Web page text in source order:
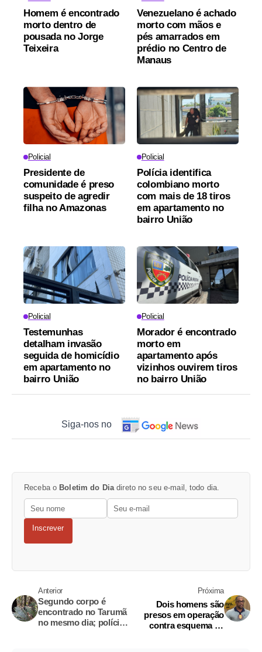
Homem é encontrado
morto dentro de
pousada no Jorge
Teixeira
Venezuelano é achado
morto com mãos e
pés amarrados em
prédio no Centro de
Manaus
Policial
Presidente de
comunidade é preso
suspeito de agredir
filha no Amazonas
Policial
Polícia identifica
colombiano morto
com mais de 18 tiros
em apartamento no
bairro União
Policial
Testemunhas
detalham invasão
seguida de homicídio
em apartamento no
bairro União
Policial
Morador é encontrado
morto em
apartamento após
vizinhos ouvirem tiros
no bairro União
Siga-nos no
Receba o Boletim do Dia direto no seu e-mail, todo dia.
Inscrever
Anterior
Segundo corpo é
encontrado no Tarumã
no mesmo dia; polícia
Próxima
Dois homens são
presos em operação
contra esquema de